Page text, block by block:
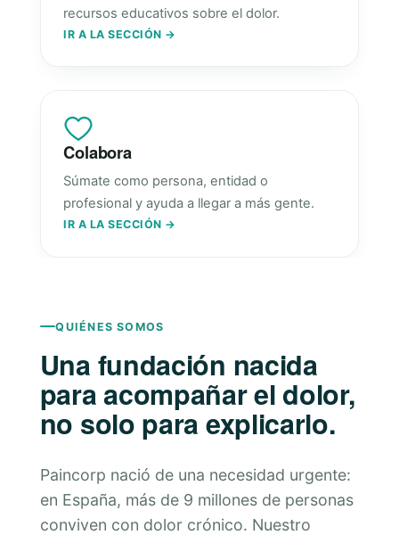
recursos educativos sobre el dolor.
IR A LA SECCIÓN →
Colabora
Súmate como persona, entidad o
profesional y ayuda a llegar a más gente.
IR A LA SECCIÓN →
QUIÉNES SOMOS
Una fundación nacida
para acompañar el dolor,
no solo para explicarlo.
Paincorp nació de una necesidad urgente:
en España, más de 9 millones de personas
conviven con dolor crónico. Nuestro